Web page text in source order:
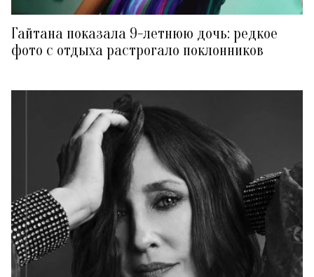
Гайтана показала 9-летнюю дочь: редкое
фото с отдыха растрогало поклонников